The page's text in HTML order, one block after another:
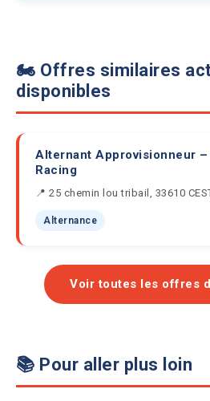
🏍️ Offres similaires
disponibles
Alternant Approvisionneur
Racing
📍 25 chemin lou tribail, 33610
Alternance
Voir toutes les offres
📚 Pour aller plus loin